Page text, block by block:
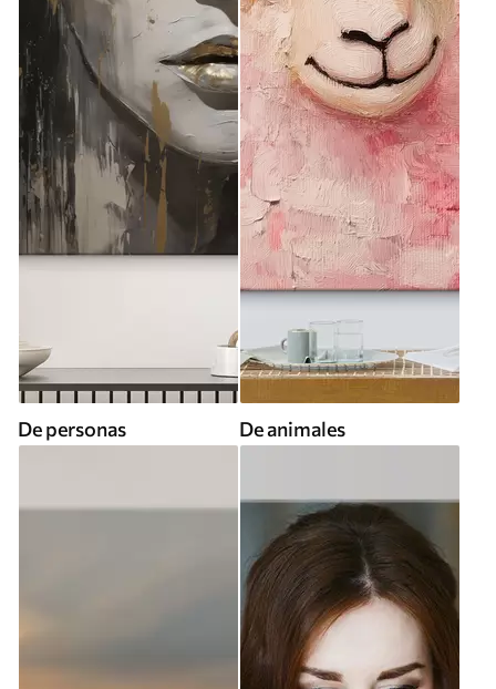
De personas De animales